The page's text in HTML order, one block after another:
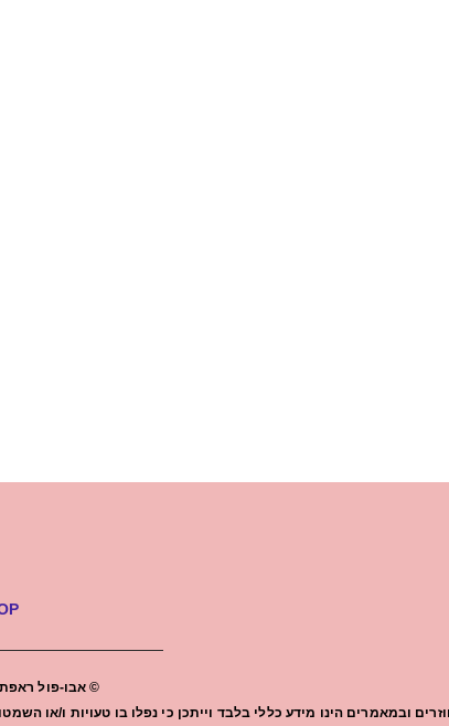
© אבו-פול
ובמאמרים הינו מידע כללי בלבד וייתכן כי נפלו בו טעויות ו/או